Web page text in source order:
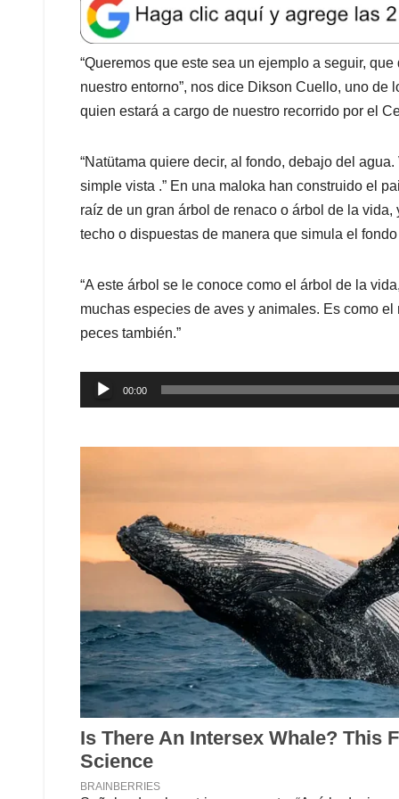
t
s
A
p
p
e
b
o
o
k
k
e
d
I
n
l
e
a
d
s
“Queremos que este sea un ejemplo a seguir,
nuestro entorno”, nos dice Dikson Cuello, uno
quien estará a cargo de nuestro recorrido por el
“Natütama quiere decir, al fondo, debajo del
simple vista .” En una maloka han construido el
raíz de un gran árbol de renaco o árbol de la
techo o dispuestas de manera que simula el
“A este árbol se le conoce como el árbol de la
muchas especies de aves y animales. Es como
peces también.”
Reproductor
de
00:00